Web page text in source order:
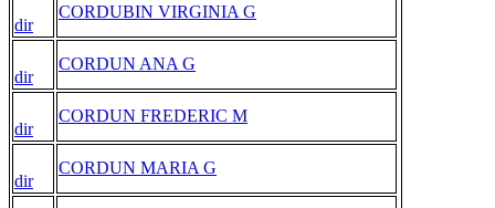
dir
CORDUBIN VIRGINIA G
dir
CORDUN ANA G
dir
CORDUN FREDERIC M
dir
CORDUN MARIA G